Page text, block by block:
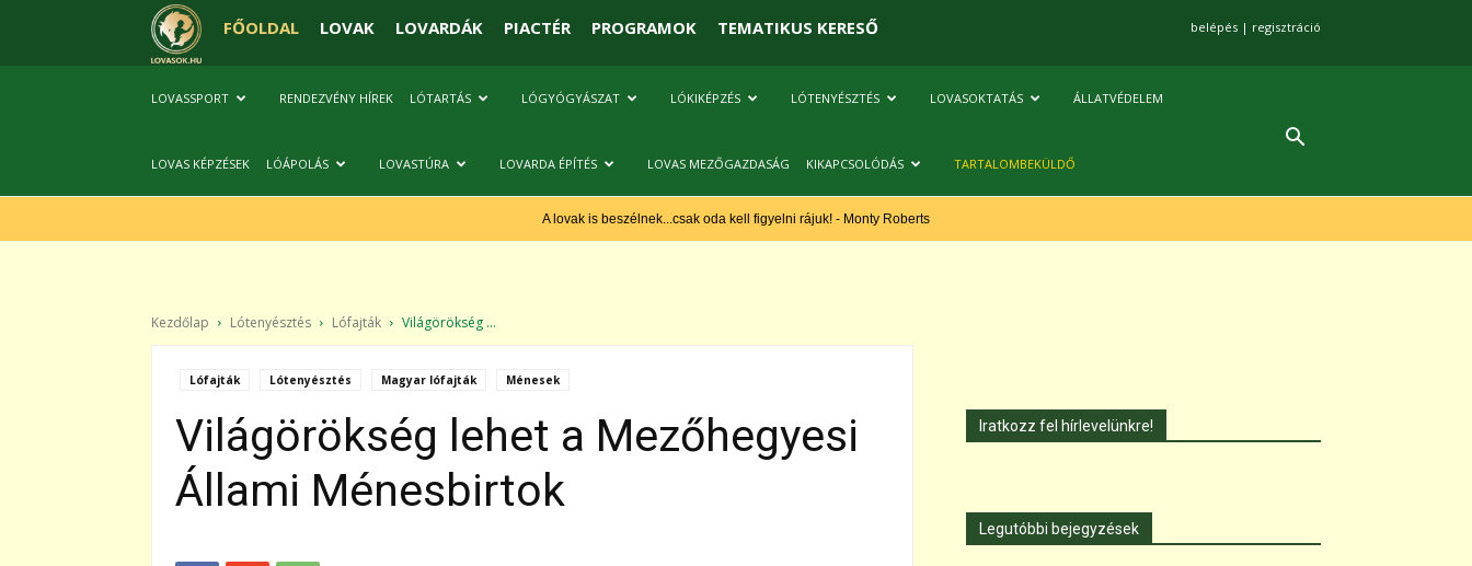
FŐOLDAL LOVAK LOVARDÁK PIACTÉR PROGRAMOK TEMATIKUS KERESŐ belépés | regisztráció
LOVASSPORT RENDEZVÉNY HÍREK LÓTARTÁS LÓGYÓGYÁSZAT LÓKIKÉPZÉS LÓTENYÉSZTÉS LOVASOKTATÁS ÁLLATVÉDELEM
LOVAS KÉPZÉSEK LÓÁPOLÁS LOVASTÚRA LOVARDA ÉPÍTÉS LOVAS MEZŐGAZDASÁG KIKAPCSOLÓDÁS TARTALOMBEKÜLDŐ
A lovak is beszélnek...csak oda kell figyelni rájuk! - Monty Roberts
Kezdőlap Lótenyésztés Lófajták Világörökség ...
Lófajták Lótenyésztés Magyar lófajták Ménesek
Világörökség lehet a Mezőhegyesi
Állami Ménesbirtok
Iratkozz fel hírlevelünkre!
Legutóbbi bejegyzések